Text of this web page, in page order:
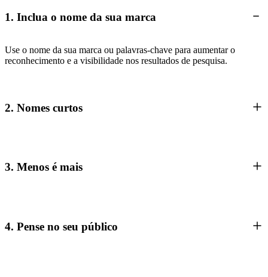
1. Inclua o nome da sua marca
Use o nome da sua marca ou palavras-chave para aumentar o
reconhecimento e a visibilidade nos resultados de pesquisa.
2. Nomes curtos
3. Menos é mais
4. Pense no seu público